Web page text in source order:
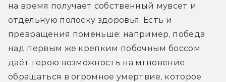
на время получает собственный мувсет и
отдельную полоску здоровья. Есть и
превращения поменьше: например, победа
над первым же крепким побочным боссом
даёт герою возможность на мгновение
обращаться в огромное умертвие, которое